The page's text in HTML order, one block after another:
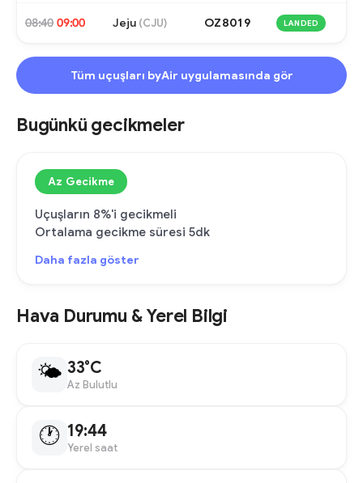
08:40 09:00 Jeju (CJU) OZ8019 LANDED
Tüm uçuşları byAir uygulamasında gör
Bugünkü gecikmeler
Az Gecikme
Uçuşların 8%'i gecikmeli
Ortalama gecikme süresi 5dk
Daha fazla göster
Hava Durumu & Yerel Bilgi
🌤 33°C
Az Bulutlu
🕐 19:44
Yerel saat